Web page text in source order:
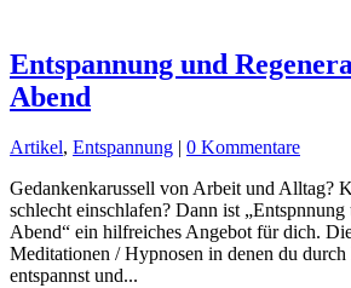
Entspannung und
Abend
Artikel, Entspannung | 0 Kommentare
Gedankenkarussell von Arbeit und Alltag?
schlecht einschlafen? Dann ist
Abend“ ein hilfreiches Angebot für dich.
Meditationen / Hypnosen in denen du durch
entspannst und...